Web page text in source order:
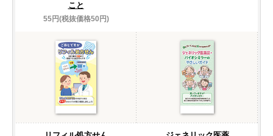
こと
55円(税抜価格50円)